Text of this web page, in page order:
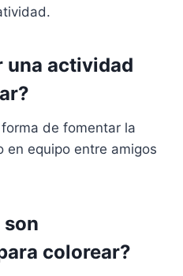
una actividad
de fomentar la
en equipo entre amigos
son
colorear?